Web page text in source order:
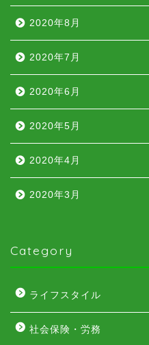
2020年8月
2020年7月
2020年6月
2020年5月
2020年4月
2020年3月
Category
ライフスタイル
社会保険・労務